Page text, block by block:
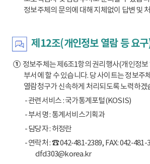
정보주체의 문의에 대해 지체없이 답변 및
제12조(개인정보 열람 등 요
①정보주체는 제6조1항의 권리행사(개인정보
부서에 할 수 있습니다. 당 사이트는 정보주
열람청구가 신속하게 처리되도록 노력하겠
- 관련서비스 : 국가통계포털(KOSIS)
- 부서명 : 통계서비스기획과
- 담당자 : 허정란
- 연락처 : ☎ 042-481-2389, FAX: 042-481-
dfd303@korea.kr